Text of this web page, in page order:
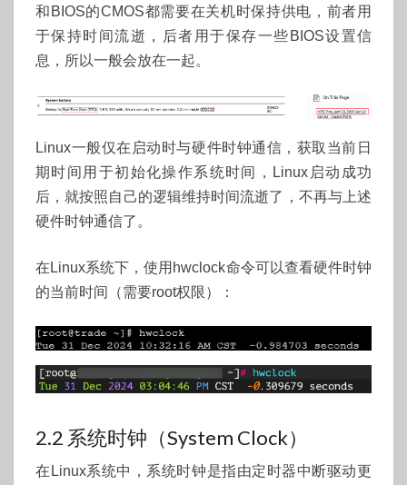
和BIOS的CMOS都需要在关机时保持供电，前者用
于保持时间流逝，后者用于保存一些BIOS设置信
息，所以一般会放在一起。
Linux一般仅在启动时与硬件时钟通信，获取当前日
期时间用于初始化操作系统时间，Linux启动成功
后，就按照自己的逻辑维持时间流逝了，不再与上述
硬件时钟通信了。
在Linux系统下，使用hwclock命令可以查看硬件时钟
的当前时间（需要root权限）：
2.2 系统时钟（System Clock）
在Linux系统中，系统时钟是指由定时器中断驱动更